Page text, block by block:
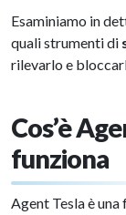
Esaminiamo in
quali strumenti di
rilevarlo e
Cos’è
funziona
Agent Tesla è una